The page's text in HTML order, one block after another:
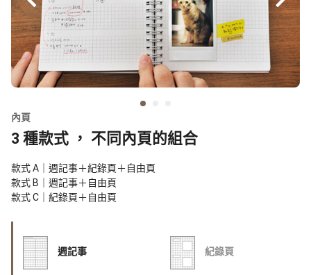
內頁
3 種款式 ， 不同內頁的組合
款式 A｜週記事＋紀錄頁＋自由頁
款式 B｜週記事＋自由頁
款式 C｜紀錄頁＋自由頁
週記事 紀錄頁